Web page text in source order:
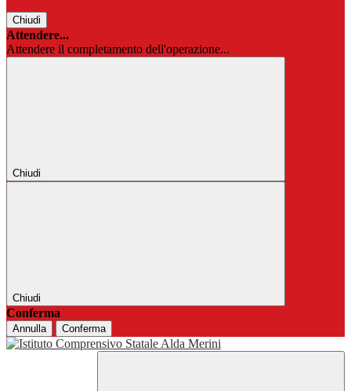
Chiudi
Attendere...
Attendere il completamento dell'operazione...
Chiudi
Chiudi
Conferma
Annulla Conferma